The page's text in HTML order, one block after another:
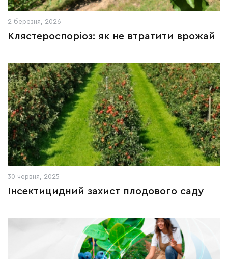
2 березня, 2026
Клястероспоріоз: як не втратити врожай
30 червня, 2025
Інсектицидний захист плодового саду